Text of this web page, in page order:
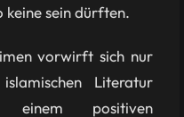
keine sein dürften.
vorwirft sich nur
Literatur
einem positiven